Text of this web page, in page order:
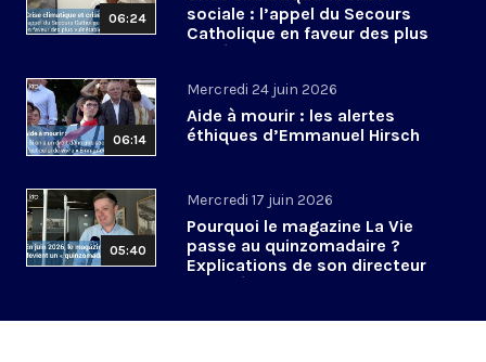
06:24
sociale : l’appel du Secours
Catholique en faveur des plus
vulnérables
06:14
Mercredi 24 juin 2026
Aide à mourir : les alertes
éthiques d’Emmanuel Hirsch
05:40
Mercredi 17 juin 2026
Pourquoi le magazine La Vie
passe au quinzomadaire ?
Explications de son directeur
de la rédaction